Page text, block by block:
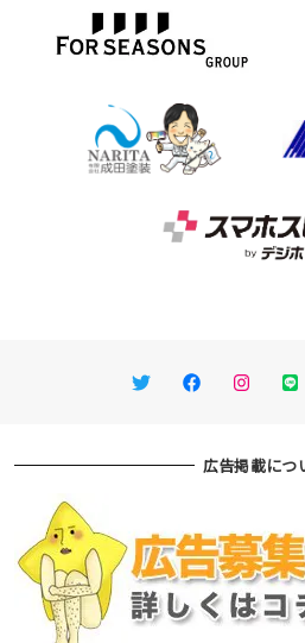
TwitterFacebook
広告掲載につ